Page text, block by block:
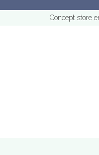
Concept store